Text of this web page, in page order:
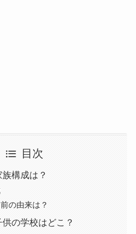
目次
構成は？
の由来は？
の学校はどこ？